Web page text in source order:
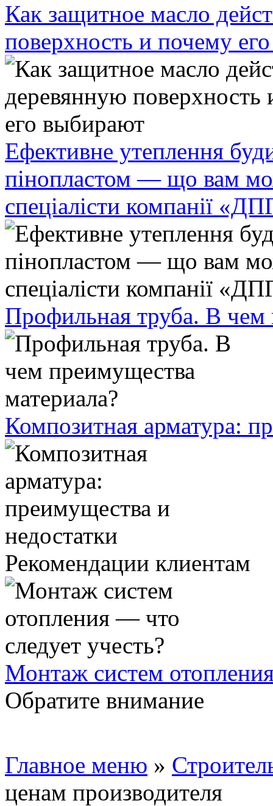
Как защитное масло
поверхность и почему
Ефективне утеплення
пінопластом — що вам
спеціалісти компанії
Профильная труба. В чем
Композитная арматура:
Рекомендации клиентам
Монтаж систем
Обратите внимание
Главное меню »
ценам производителя